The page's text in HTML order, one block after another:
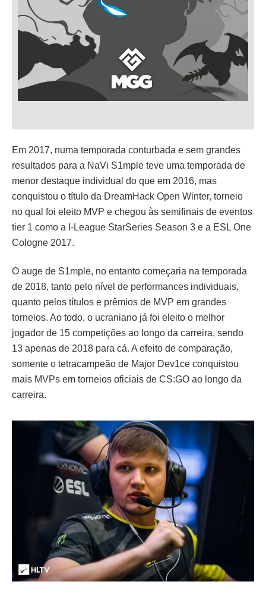
Em 2017, numa temporada conturbada e sem grandes
resultados para a NaVi S1mple teve uma temporada de
menor destaque individual do que em 2016, mas
conquistou o título da DreamHack Open Winter, torneio
no qual foi eleito MVP e chegou às semifinais de eventos
tier 1 como a I-League StarSeries Season 3 e a ESL One
Cologne 2017.
O auge de S1mple, no entanto começaria na temporada
de 2018, tanto pelo nível de performances individuais,
quanto pelos títulos e prêmios de MVP em grandes
torneios. Ao todo, o ucraniano já foi eleito o melhor
jogador de 15 competições ao longo da carreira, sendo
13 apenas de 2018 para cá. A efeito de comparação,
somente o tetracampeão de Major Dev1ce conquistou
mais MVPs em torneios oficiais de CS:GO ao longo da
carreira.